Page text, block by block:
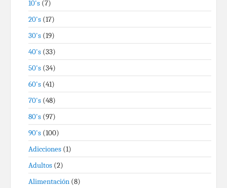
10's (7)
20's (17)
30's (19)
40's (33)
50's (34)
60's (41)
70's (48)
80's (97)
90's (100)
Adicciones (1)
Adultos (2)
Alimentación (8)